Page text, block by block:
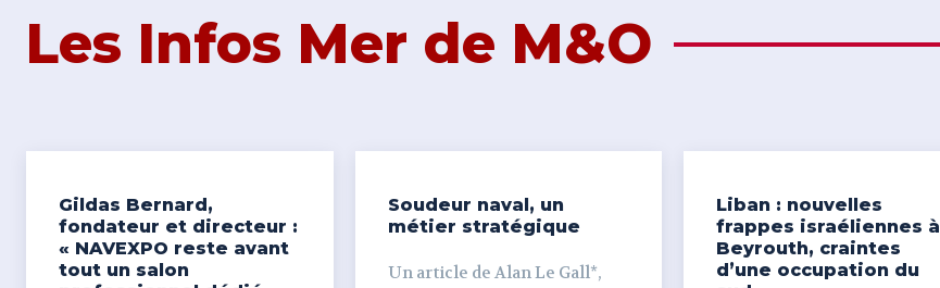
Les Infos Mer de M&O
Gildas Bernard,
fondateur et directeur :
« NAVEXPO reste avant
tout un salon
Soudeur naval, un
métier stratégique
Un article de Alan Le Gall*,
Liban : nouvelles
frappes israéliennes à
Beyrouth, craintes
d’une occupation du